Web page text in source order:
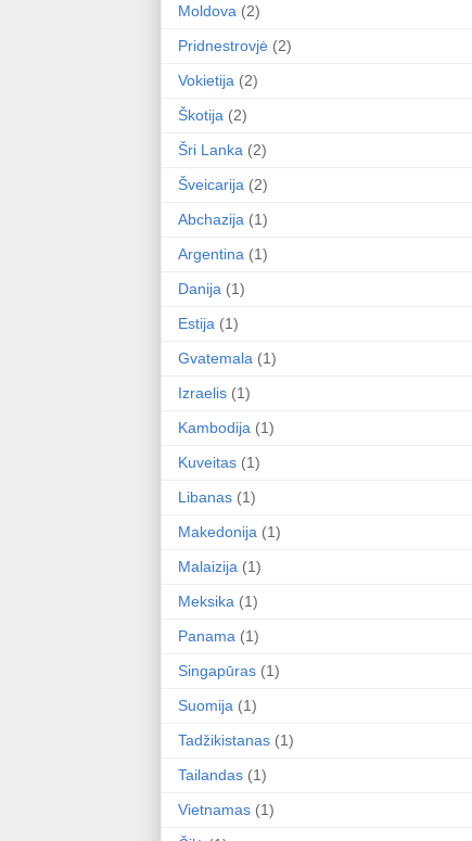
Moldova (2)
Pridnestrovjė (2)
Vokietija (2)
Škotija (2)
Šri Lanka (2)
Šveicarija (2)
Abchazija (1)
Argentina (1)
Danija (1)
Estija (1)
Gvatemala (1)
Izraelis (1)
Kambodija (1)
Kuveitas (1)
Libanas (1)
Makedonija (1)
Malaizija (1)
Meksika (1)
Panama (1)
Singapūras (1)
Suomija (1)
Tadžikistanas (1)
Tailandas (1)
Vietnamas (1)